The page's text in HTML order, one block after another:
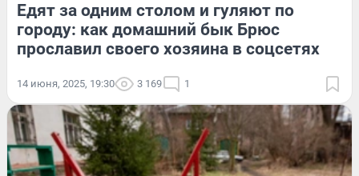
Едят за одним столом и гуляют по
городу: как домашний бык Брюс
прославил своего хозяина в соцсетях
14 июня, 2025, 19:30 3 169 1